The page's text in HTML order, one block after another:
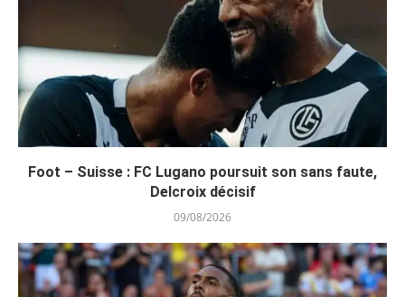
Foot – Suisse : FC Lugano poursuit son sans faute,
Delcroix décisif
09/08/2026